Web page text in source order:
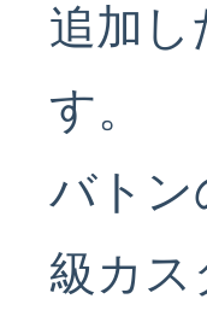
追加し
す。
バトン
級カス